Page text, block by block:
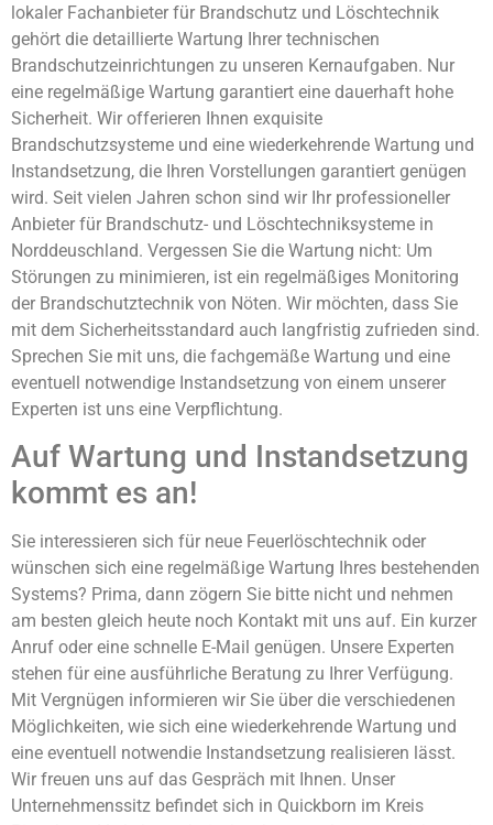
lokaler Fachanbieter für Brandschutz und Löschtechnik
gehört die detaillierte Wartung Ihrer technischen
Brandschutzeinrichtungen zu unseren Kernaufgaben. Nur
eine regelmäßige Wartung garantiert eine dauerhaft hohe
Sicherheit. Wir offerieren Ihnen exquisite
Brandschutzsysteme und eine wiederkehrende Wartung und
Instandsetzung, die Ihren Vorstellungen garantiert genügen
wird. Seit vielen Jahren schon sind wir Ihr professioneller
Anbieter für Brandschutz- und Löschtechniksysteme in
Norddeuschland. Vergessen Sie die Wartung nicht: Um
Störungen zu minimieren, ist ein regelmäßiges Monitoring
der Brandschutztechnik von Nöten. Wir möchten, dass Sie
mit dem Sicherheitsstandard auch langfristig zufrieden sind.
Sprechen Sie mit uns, die fachgemäße Wartung und eine
eventuell notwendige Instandsetzung von einem unserer
Experten ist uns eine Verpflichtung.
Auf Wartung und Instandsetzung
kommt es an!
Sie interessieren sich für neue Feuerlöschtechnik oder
wünschen sich eine regelmäßige Wartung Ihres bestehenden
Systems? Prima, dann zögern Sie bitte nicht und nehmen
am besten gleich heute noch Kontakt mit uns auf. Ein kurzer
Anruf oder eine schnelle E-Mail genügen. Unsere Experten
stehen für eine ausführliche Beratung zu Ihrer Verfügung.
Mit Vergnügen informieren wir Sie über die verschiedenen
Möglichkeiten, wie sich eine wiederkehrende Wartung und
eine eventuell notwendie Instandsetzung realisieren lässt.
Wir freuen uns auf das Gespräch mit Ihnen. Unser
Unternehmenssitz befindet sich in Quickborn im Kreis